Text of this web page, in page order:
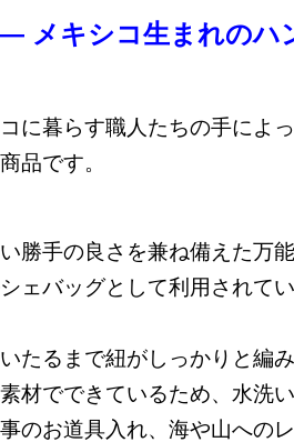
メキシコ生まれのハ
に暮らす職人たちの手によ
品です。
勝手の良さを兼ね備えた万
ェバッグとして利用されて
たるまで紐がしっかりと編
材でできているため、水洗い
のお道具入れ、海や山へ